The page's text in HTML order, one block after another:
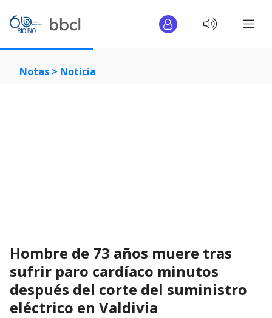
Notas > Noticia
Hombre de 73 años muere tras
sufrir paro cardíaco minutos
después del corte del suministro
eléctrico en Valdivia